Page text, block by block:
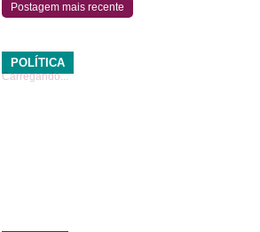
Postagem mais recente
POLÍTICA
Carregando...